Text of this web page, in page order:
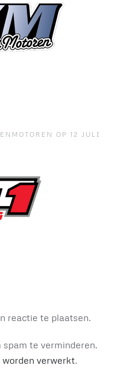
OP 12 JULI
reactie te plaatsen.
te verminderen.
worden verwerkt.